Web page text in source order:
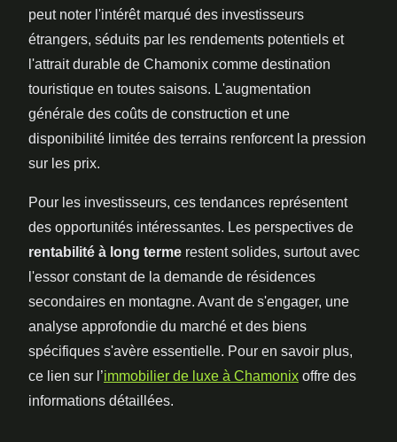
peut noter l'intérêt marqué des investisseurs
étrangers, séduits par les rendements potentiels et
l'attrait durable de Chamonix comme destination
touristique en toutes saisons. L'augmentation
générale des coûts de construction et une
disponibilité limitée des terrains renforcent la pression
sur les prix.
Pour les investisseurs, ces tendances représentent
des opportunités intéressantes. Les perspectives de
rentabilité à long terme restent solides, surtout avec
l'essor constant de la demande de résidences
secondaires en montagne. Avant de s'engager, une
analyse approfondie du marché et des biens
spécifiques s'avère essentielle. Pour en savoir plus,
ce lien sur l’immobilier de luxe à Chamonix offre des
informations détaillées.